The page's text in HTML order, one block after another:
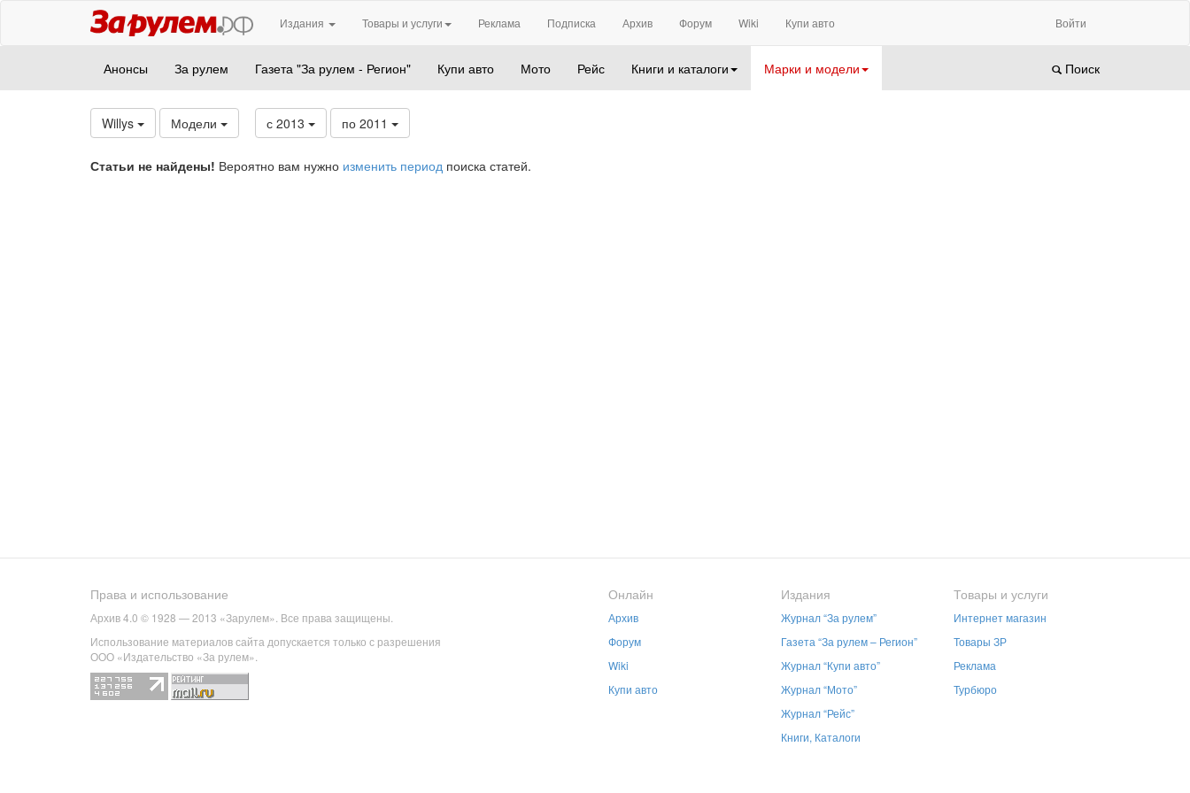
Издания Товары и услуги Реклама Подписка Архив Форум Wiki Купи авто Войти
Анонсы За рулем Газета "За рулем - Регион" Купи авто Мото Рейс Книги и каталоги Марки и модели Поиск
Willys Модели с 2013 по 2011
Статьи не найдены! Вероятно вам нужно изменить период поиска статей.
Права и использование
Архив 4.0 © 1928 — 2013 «Зарулем». Все права защищены.
Использование материалов сайта допускается только с разрешения
ООО «Издательство «За рулем».
Онлайн
Архив
Форум
Wiki
Купи авто
Издания
Журнал “За рулем”
Газета “За рулем – Регион”
Журнал “Купи авто”
Журнал “Мото”
Журнал “Рейс”
Книги, Каталоги
Товары и услуги
Интернет магазин
Товары ЗР
Реклама
Турбюро